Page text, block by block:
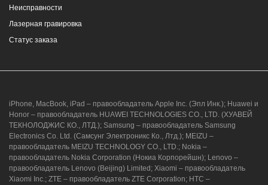
Неисправности
Лазерная гравировка
Статус заказа
iPhone, MacBook, iPad – правообладатель Apple Inc. (Эпл Инк.); Huawei и
Honor – правообладатель HUAWEI TECHNOLOGIES CO., LTD. (ХУАВЕЙ
ТЕКНОЛОДЖИС КО., ЛТД.); Samsung – правообладатель Samsung
Electronics Co. Ltd. (Самсунг Электроникс Ко., Лтд.); MEIZU –
правообладатель MEIZU TECHNOLOGY CO., LTD.; Nokia –
правообладатель Nokia Corporation (Нокиа Корпорейшн); Lenovo –
правообладатель Lenovo (Beijing) Limited; Xiaomi – правообладатель
Xiaomi Inc.; ZTE – правообладатель ZTE Corporation; HTC –